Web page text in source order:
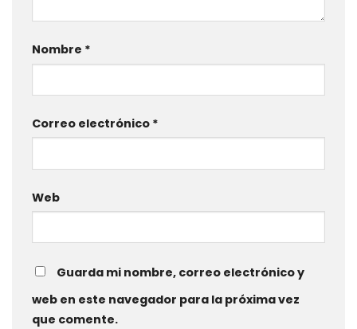
Nombre *
Correo electrónico *
Web
Guarda mi nombre, correo electrónico y
web en este navegador para la próxima vez
que comente.